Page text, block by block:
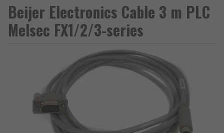
Beijer Electronics Cable 3 m PLC
Melsec FX1/2/3-series